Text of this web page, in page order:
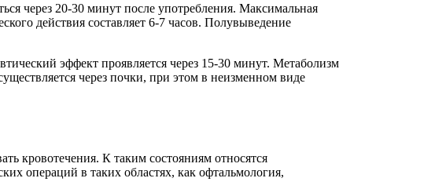
через 20-30 минут после употребления. Максимальная
действия составляет 6-7 часов. Полувыведение
эффект проявляется через 15-30 минут. Метаболизм
через почки, при этом в неизменном виде
кровотечения. К таким состояниям относятся
операций в таких областях, как офтальмология,